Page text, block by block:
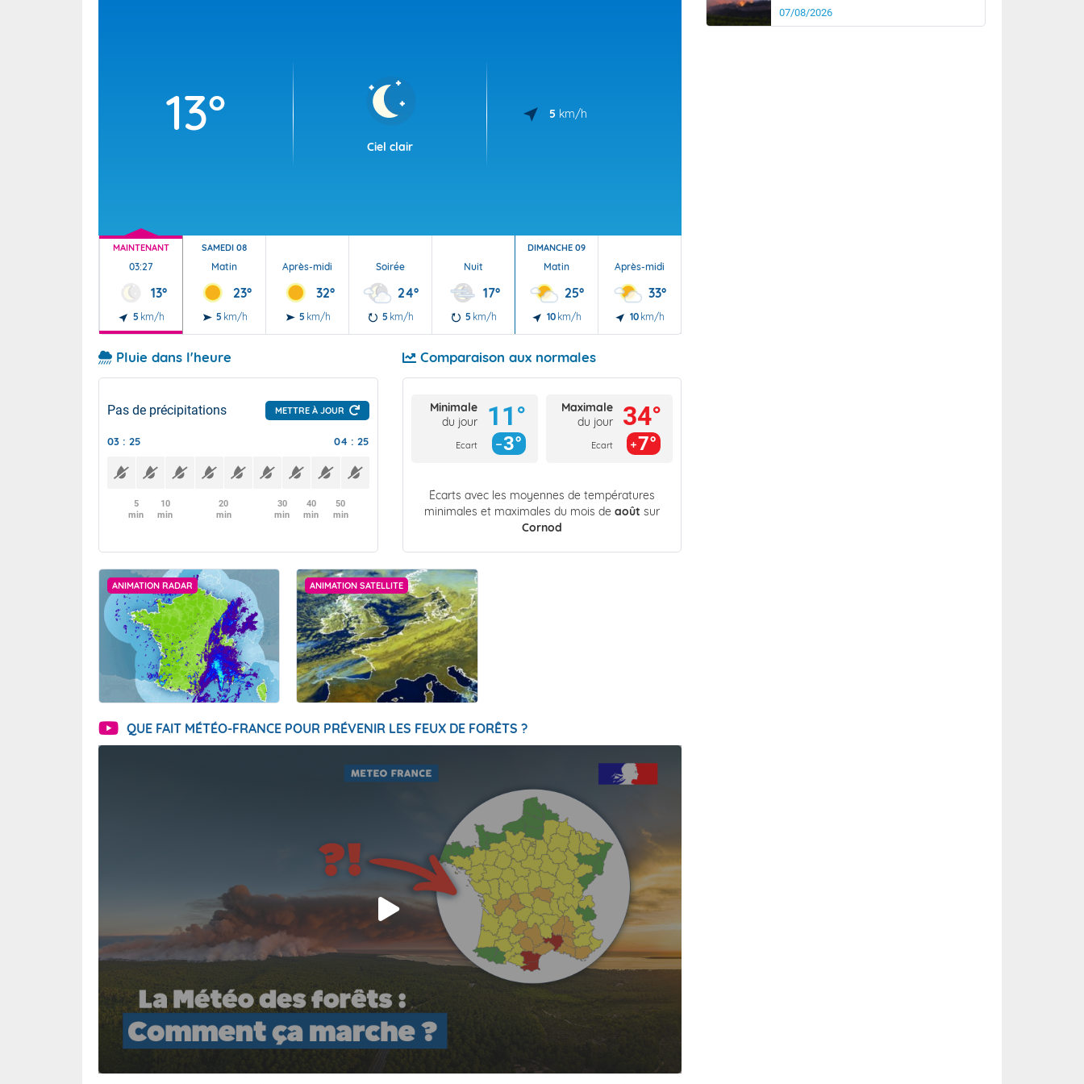
13°
Ciel clair
5 km/h
MAINTENANT
03:27
13°
5 km/h
SAMEDI 08
Matin
23°
5 km/h
Après-midi
32°
5 km/h
Soirée
24°
5 km/h
Nuit
17°
5 km/h
DIMANCHE 09
Matin
25°
10 km/h
Après-midi
33°
10 km/h
Pluie dans l'heure
Pas de précipitations METTRE À JOUR
03 : 25 04 : 25
5
min
10
min
20
min
30
min
40
min
50
min
Comparaison aux normales
Minimale
du jour
Ecart
11°
3°
Maximale
du jour
Ecart
34°
7°
Écarts avec les moyennes de températures
minimales et maximales du mois de août sur
Cornod
ANIMATION RADAR ANIMATION SATELLITE
QUE FAIT MÉTÉO-FRANCE POUR PRÉVENIR LES FEUX DE FORÊTS ?
07/08/2026